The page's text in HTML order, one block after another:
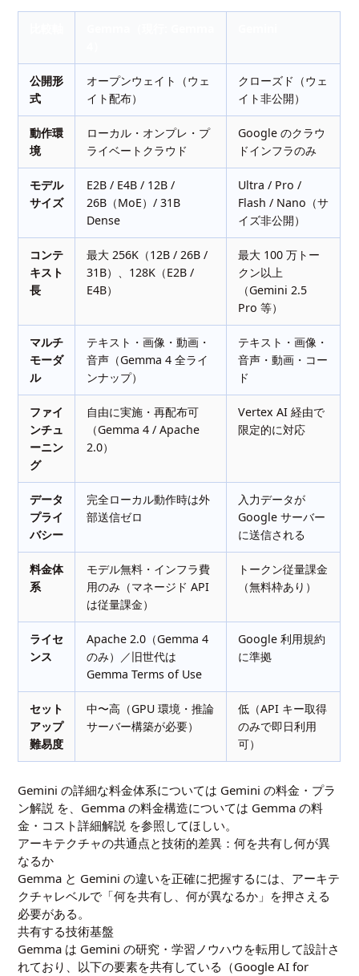
公開形
式
オープンウェイト（ウェ
イト配布）
クローズド（ウェ
イト非公開）
動作環
境
ローカル・オンプレ・プ
ライベートクラウド
Google のクラウ
ドインフラのみ
モデル
サイズ
E2B / E4B / 12B /
26B（MoE）/ 31B
Dense
Ultra / Pro /
Flash / Nano（サ
イズ非公開）
コンテ
キスト
長
最大 256K（12B / 26B /
31B）、128K（E2B /
E4B）
最大 100 万トー
クン以上
（Gemini 2.5
Pro 等）
マルチ
モーダ
ル
テキスト・画像・動画・
音声（Gemma 4 全ライ
ンナップ）
テキスト・画像・
音声・動画・コー
ド
ファイ
ンチュ
ーニン
グ
自由に実施・再配布可
（Gemma 4 / Apache
2.0）
Vertex AI 経由で
限定的に対応
データ
プライ
バシー
完全ローカル動作時は外
部送信ゼロ
入力データが
Google サーバー
に送信される
料金体
系
モデル無料・インフラ費
用のみ（マネージド API
は従量課金）
トークン従量課金
（無料枠あり）
ライセ
ンス
Apache 2.0（Gemma 4
のみ）／旧世代は
Gemma Terms of Use
Google 利用規約
に準拠
セット
アップ
難易度
中〜高（GPU 環境・推論
サーバー構築が必要）
低（API キー取得
のみで即日利用
可）
Gemini の詳細な料金体系については Gemini の料金・プラ
ン解説 を、Gemma の料金構造については Gemma の料
金・コスト詳細解説 を参照してほしい。
アーキテクチャの共通点と技術的差異：何を共有し何が異
なるか
Gemma と Gemini の違いを正確に把握するには、アーキテ
クチャレベルで「何を共有し、何が異なるか」を押さえる
必要がある。
共有する技術基盤
Gemma は Gemini の研究・学習ノウハウを転用して設計さ
れており、以下の要素を共有している（Google AI for